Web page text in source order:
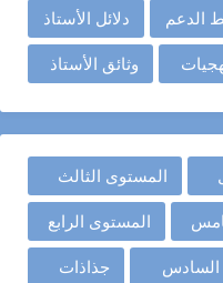
الدعم دلائل الأستاذ
وثائق الأستاذ
المستوى الثالث
المستوى الرابع
السادس جذاذات